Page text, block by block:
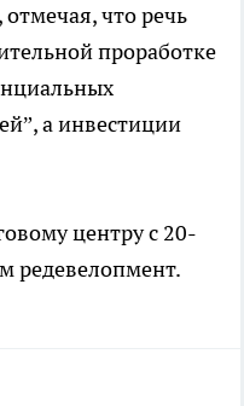
что речь
проработке
а инвестиции
центру с 20-
редевелопмент.